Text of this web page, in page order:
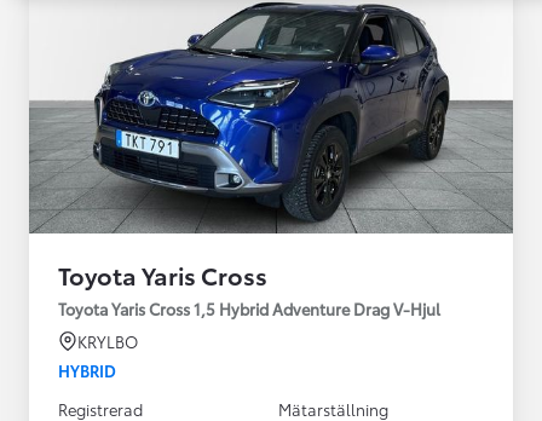
Toyota Yaris Cross
Toyota Yaris Cross 1,5 Hybrid Adventure Drag V-Hjul
KRYLBO
HYBRID
Registrerad
Mätarställning